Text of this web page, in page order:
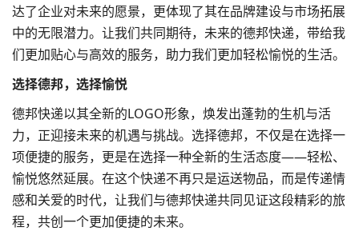
达了企业对未来的愿景，更体现了其在品牌建设与市场拓展
中的无限潜力。让我们共同期待，未来的德邦快递，带给我
们更加贴心与高效的服务，助力我们更加轻松愉悦的生活。
选择德邦，选择愉悦
德邦快递以其全新的LOGO形象，焕发出蓬勃的生机与活
力，正迎接未来的机遇与挑战。选择德邦，不仅是在选择一
项便捷的服务，更是在选择一种全新的生活态度——轻松、
愉悦悠然延展。在这个快递不再只是运送物品，而是传递情
感和关爱的时代，让我们与德邦快递共同见证这段精彩的旅
程，共创一个更加便捷的未来。